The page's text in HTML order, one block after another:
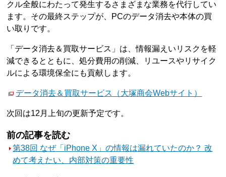
クル全般にわたって発生するさまざまな業務を代行してい
ます。その最終ステップが、PCのデータ消去や本体の買
い取りです。
「データ消去＆買取サービス」は、情報漏えいリスクを軽
減できるとともに、処分費用の削減、リユースやリサイク
ルによる環境保全にも貢献します。
データ消去＆買取サービス（大塚商会Webサイト）
次回は12月上旬の更新予定です。
前の記事を読む
第38回 なぜ「iPhone X」の情報は漏れていたのか？ 改
めて考えたい、内部対策の重要性